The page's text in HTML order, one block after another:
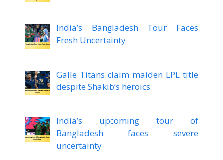
India’s Bangladesh Tour Faces
Fresh Uncertainty
Galle Titans claim maiden LPL title
despite Shakib’s heroics
India’s upcoming tour of
Bangladesh faces severe
uncertainty